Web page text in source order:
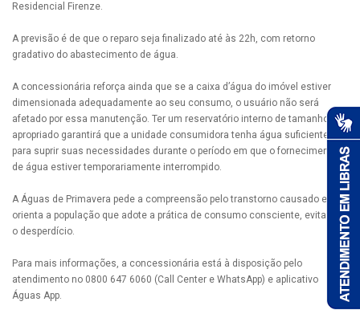
Residencial Firenze.
A previsão é de que o reparo seja finalizado até às 22h, com retorno
gradativo do abastecimento de água.
A concessionária reforça ainda que se a caixa d’água do imóvel estiver
dimensionada adequadamente ao seu consumo, o usuário não será
afetado por essa manutenção. Ter um reservatório interno de tamanho
apropriado garantirá que a unidade consumidora tenha água suficiente
para suprir suas necessidades durante o período em que o fornecimento
de água estiver temporariamente interrompido.
A Águas de Primavera pede a compreensão pelo transtorno causado e
orienta a população que adote a prática de consumo consciente, evitando
o desperdício.
Para mais informações, a concessionária está à disposição pelo
atendimento no 0800 647 6060 (Call Center e WhatsApp) e aplicativo
Águas App.